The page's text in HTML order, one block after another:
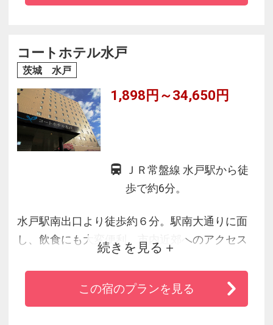
コートホテル水戸
茨城 水戸
1,898円～34,650円
ＪＲ常盤線 水戸駅から徒
歩で約6分。
水戸駅南出口より徒歩約６分。駅南大通りに面
し、飲食にも大変便利。市内近郊へのアクセス
も良好なホテルです。コンビニ徒歩３分圏内に
３軒。全室Wi-Fi接続無料。
客室数２３５室の水戸周辺では大型のホテル。
続きを見る
この宿のプランを見る